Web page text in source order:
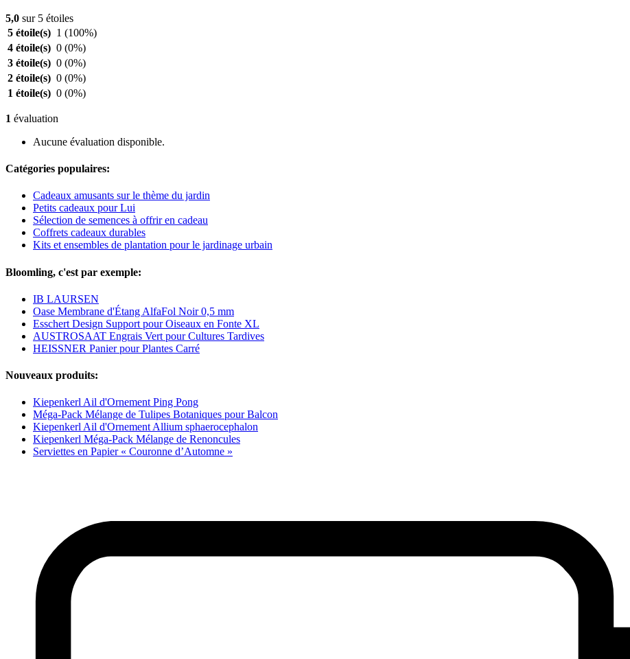
5,0 sur 5 étoiles
5 étoile(s) 1 (100%)
4 étoile(s) 0 (0%)
3 étoile(s) 0 (0%)
2 étoile(s) 0 (0%)
1 étoile(s) 0 (0%)
1 évaluation
Aucune évaluation disponible.
Catégories populaires:
Cadeaux amusants sur le thème du jardin
Petits cadeaux pour Lui
Sélection de semences à offrir en cadeau
Coffrets cadeaux durables
Kits et ensembles de plantation pour le jardinage urbain
Bloomling, c'est par exemple:
IB LAURSEN
Oase Membrane d'Étang AlfaFol Noir 0,5 mm
Esschert Design Support pour Oiseaux en Fonte XL
AUSTROSAAT Engrais Vert pour Cultures Tardives
HEISSNER Panier pour Plantes Carré
Nouveaux produits:
Kiepenkerl Ail d'Ornement Ping Pong
Méga-Pack Mélange de Tulipes Botaniques pour Balcon
Kiepenkerl Ail d'Ornement Allium sphaerocephalon
Kiepenkerl Méga-Pack Mélange de Renoncules
Serviettes en Papier « Couronne d’Automne »